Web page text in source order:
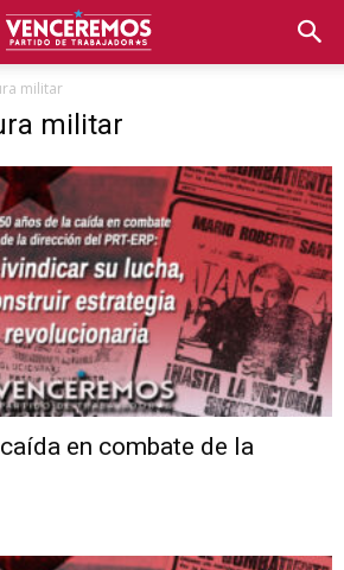
militar
militar
en combate de la